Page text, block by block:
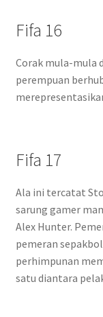
Fifa 16
Corak mula-mula
perempuan
Fifa 17
Ala ini tercatat
sarung gamer
Alex Hunter.
pemeran
perhimpunan
satu diantara